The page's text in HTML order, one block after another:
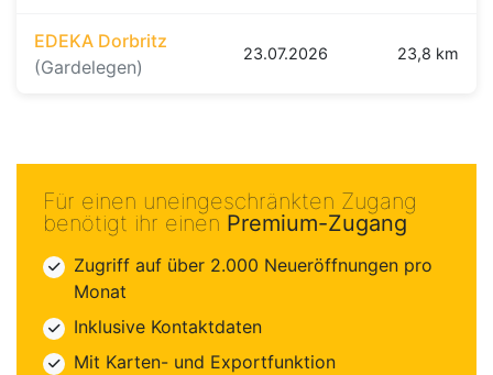
EDEKA Dorbritz
(Gardelegen)
23.07.2026 23,8 km
Für einen uneingeschränkten Zugang
benötigt ihr einen Premium-Zugang
Zugriff auf über 2.000 Neueröffnungen pro
Monat
Inklusive Kontaktdaten
Mit Karten- und Exportfunktion